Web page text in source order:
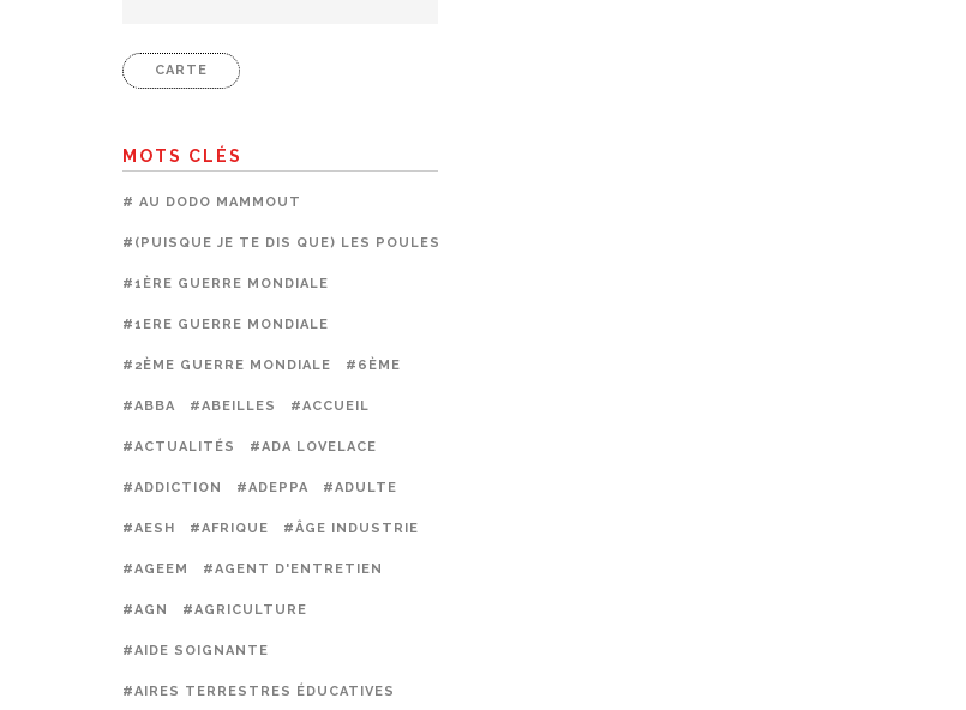
CARTE
MOTS CLÉS
# AU DODO MAMMOUT
#(PUISQUE JE TE DIS QUE) LES POULES PRÉFÈRENT LES CAGES
#1ÈRE GUERRE MONDIALE
#1ERE GUERRE MONDIALE
#2ÈME GUERRE MONDIALE #6ÈME
#ABBA #ABEILLES #ACCUEIL
#ACTUALITÉS #ADA LOVELACE
#ADDICTION #ADEPPA #ADULTE
#AESH #AFRIQUE #ÂGE INDUSTRIE
#AGEEM #AGENT D'ENTRETIEN
#AGN #AGRICULTURE
#AIDE SOIGNANTE
#AIRES TERRESTRES ÉDUCATIVES